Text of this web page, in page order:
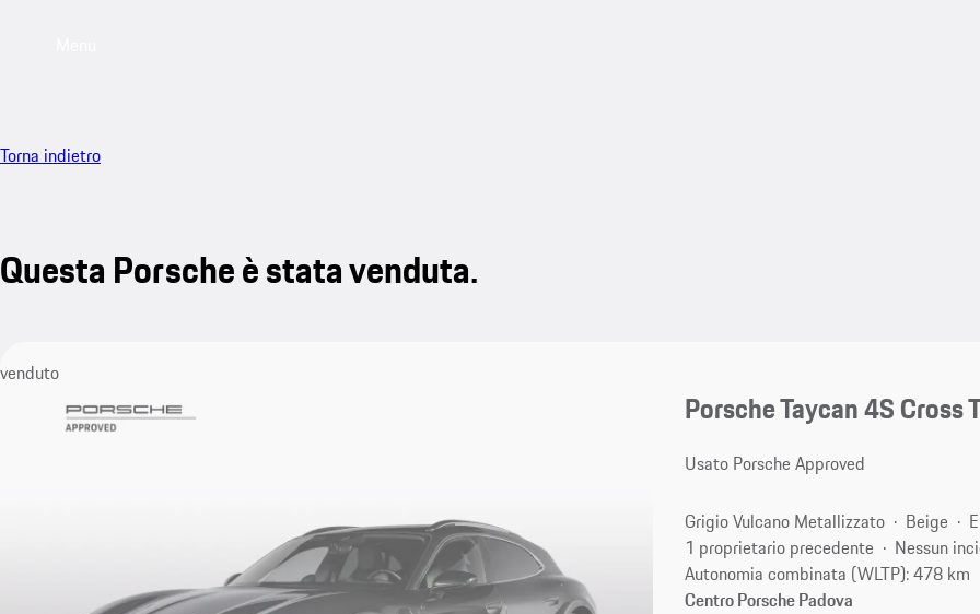
Torna indietro
Questa Porsche è stata venduta.
venduto
Porsche Taycan 4S Cross
Usato Porsche Approved
Grigio Vulcano Metallizzato Beige
1 proprietario precedente
Nessun
Autonomia combinata (WLTP): 478 km
Centro Porsche Padova